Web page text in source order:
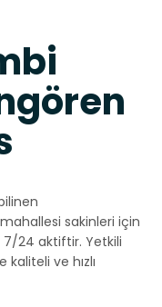
sakinleri için
24 aktiftir. Yetkili
ve hızlı